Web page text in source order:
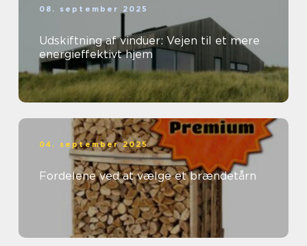
08. september 2025
Udskiftning af vinduer: Vejen til et mere
energieffektivt hjem
04. september 2025
Fordelene ved at vælge et brændetårn